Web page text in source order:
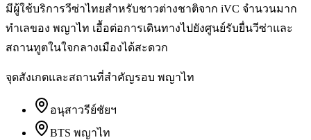
มีผู้ใช้บริการวีซ่าไทยสำหรับชาวต่างชาติจาก iVC จำนวนมาก
ทำเลของ พญาไท เอื้อต่อการเดินทางไปยังศูนย์รับยื่นวีซ่าและ
สถานทูตในใจกลางเมืองได้สะดวก
จุดสังเกตและสถานที่สำคัญรอบ พญาไท
อนุสาวรีย์ชัยฯ
BTS พญาไท